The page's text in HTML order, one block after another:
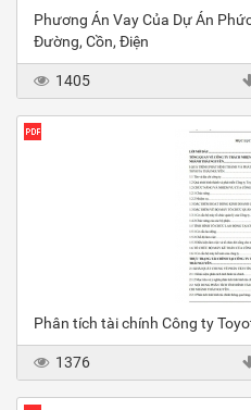
Phương Án Vay Của Dự Án
Đường, Cồn, Điện
1405
Phân tích tài chính Công ty
1376